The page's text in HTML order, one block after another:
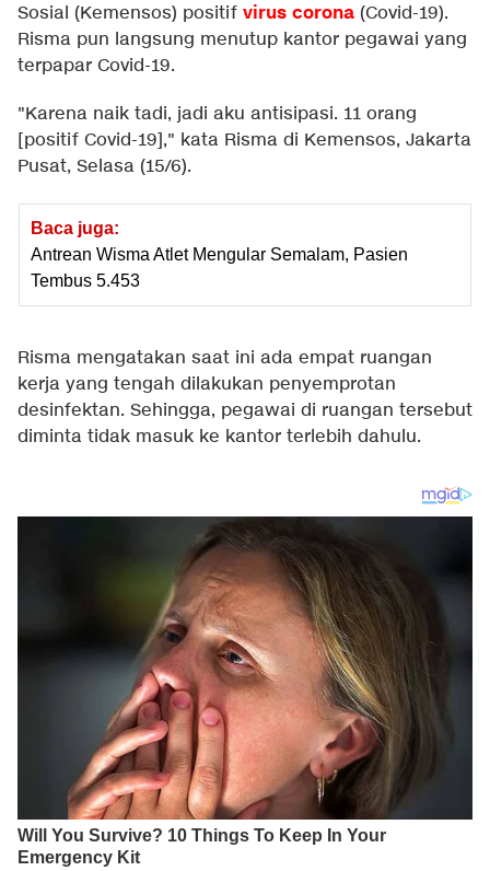
Sosial (Kemensos) positif virus corona (Covid-19).
Risma pun langsung menutup kantor pegawai yang
terpapar Covid-19.
"Karena naik tadi, jadi aku antisipasi. 11 orang
[positif Covid-19]," kata Risma di Kemensos, Jakarta
Pusat, Selasa (15/6).
Baca juga:
Antrean Wisma Atlet Mengular Semalam, Pasien
Tembus 5.453
Risma mengatakan saat ini ada empat ruangan
kerja yang tengah dilakukan penyemprotan
desinfektan. Sehingga, pegawai di ruangan tersebut
diminta tidak masuk ke kantor terlebih dahulu.